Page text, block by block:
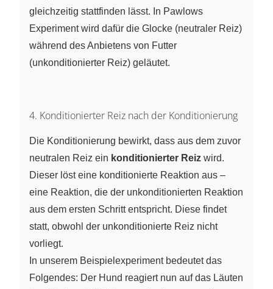
gleichzeitig stattfinden lässt. In Pawlows
Experiment wird dafür die Glocke (neutraler Reiz)
während des Anbietens von Futter
(unkonditionierter Reiz) geläutet.
4. Konditionierter Reiz nach der Konditionierung
Die Konditionierung bewirkt, dass aus dem zuvor
neutralen Reiz ein konditionierter Reiz wird.
Dieser löst eine konditionierte Reaktion aus –
eine Reaktion, die der unkonditionierten Reaktion
aus dem ersten Schritt entspricht. Diese findet
statt, obwohl der unkonditionierte Reiz nicht
vorliegt.
In unserem Beispielexperiment bedeutet das
Folgendes: Der Hund reagiert nun auf das Läuten